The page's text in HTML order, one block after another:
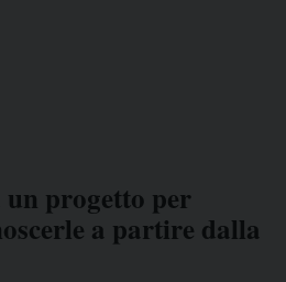
un progetto per
a partire dalla